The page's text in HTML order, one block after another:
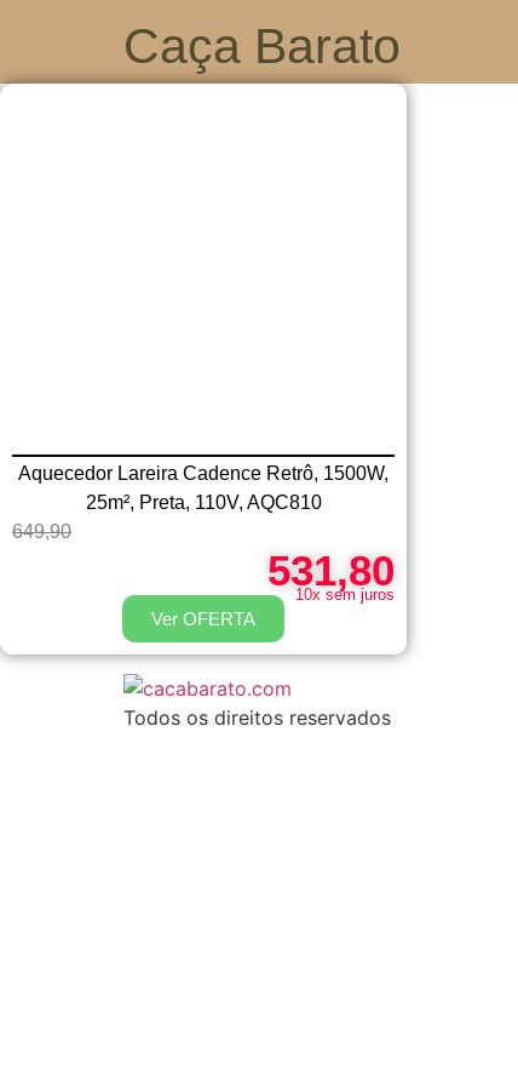
Caça Barato
Aquecedor Lareira Cadence Retrô, 1500W,
25m², Preta, 110V, AQC810
649,90
531,80
10x sem juros
Ver OFERTA
Todos os direitos reservados